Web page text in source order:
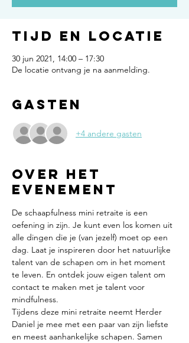
Tijd en locatie
30 jun 2021, 14:00 – 17:30
De locatie ontvang je na aanmelding.
Gasten
+4 andere gasten
Over het
evenement
De schaapfulness mini retraite is een
oefening in zijn. Je kunt even los komen uit
alle dingen die je (van jezelf) moet op een
dag. Laat je inspireren door het natuurlijke
talent van de schapen om in het moment
te leven. En ontdek jouw eigen talent om
contact te maken met je talent voor
mindfulness.
Tijdens deze mini retraite neemt Herder
Daniel je mee met een paar van zijn liefste
en meest aanhankelijke schapen. Samen